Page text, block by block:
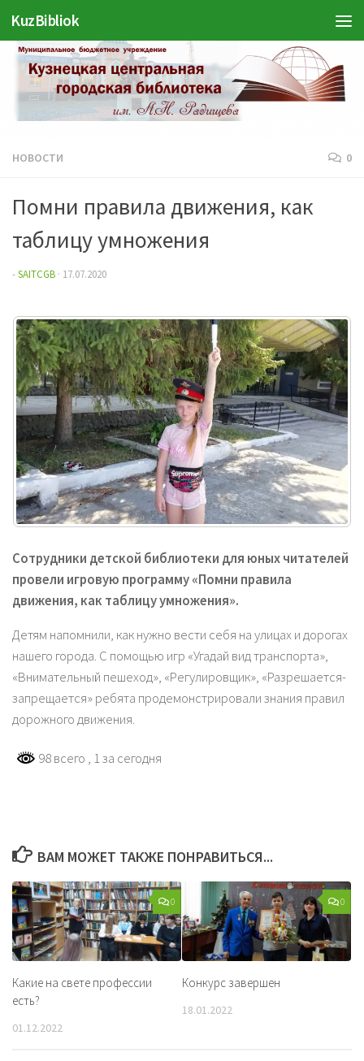
Перейти к содержимому
KuzBibliok
НОВОСТИ 0
Помни правила движения, как
таблицу умножения
-SAITCGB · 17.07.2020
Сотрудники детской библиотеки для юных читателей
провели игровую программу «Помни правила
движения, как таблицу умножения».
Детям напомнили, как нужно вести себя на улицах и дорогах
нашего города. С помощью игр «Угадай вид транспорта»,
«Внимательный пешеход», «Регулировщик», «Разрешается-
запрещается» ребята продемонстрировали знания правил
дорожного движения.
98 всего , 1 за сегодня
ВАМ МОЖЕТ ТАКЖЕ ПОНРАВИТЬСЯ...
0
Какие на свете профессии
есть?
01.12.2022
0
Конкурс завершен
18.01.2022